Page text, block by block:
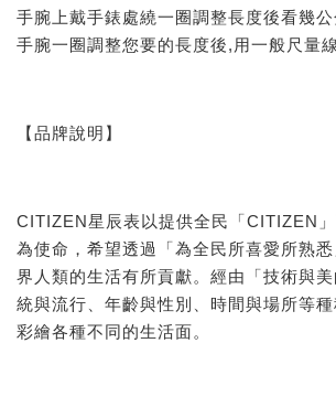
手腕上戴手錶處繞一圈調整長度後看幾
手腕一圈調整您要的長度後,用一般尺量線
【品牌說明】
CITIZEN星辰表以提供全民「CITIZEN
為使命，希望透過「為全民所喜愛所熟
界人類的生活有所貢獻。經由「技術與
統與流行、年齡與性別、時間與場所等
彩繪各種不同的生活面。